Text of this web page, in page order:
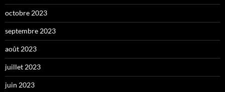
octobre 2023
septembre 2023
août 2023
juillet 2023
juin 2023